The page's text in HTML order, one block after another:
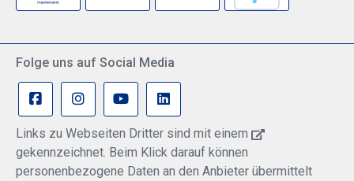
Folge uns auf Social Media
Links zu Webseiten Dritter sind mit einem
gekennzeichnet. Beim Klick darauf können
personenbezogene Daten an den Anbieter übermittelt